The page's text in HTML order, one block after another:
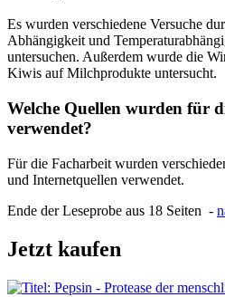
Es wurden verschiedene Versuche
Abhängigkeit und
untersuchen. Außerdem wurde die
Kiwis auf Milchprodukte untersucht.
Welche Quellen wurden für
verwendet?
Für die Facharbeit wurden
und Internetquellen verwendet.
Ende der Leseprobe aus 18 Seiten -
Jetzt kaufen